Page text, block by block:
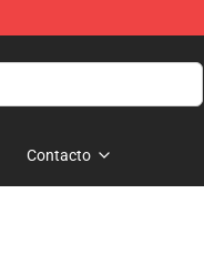
Contacto